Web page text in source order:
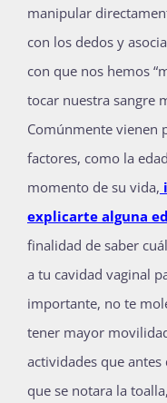
manipular
con los dedos y
con que nos hemos
tocar nuestra sangre
Comúnmente vienen
factores, como la
momento de su vida,
explicarte alguna
finalidad de saber
a tu cavidad vaginal
importante, no te
tener mayor
actividades que
que se notara la